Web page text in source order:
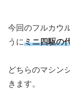
今回のフルカウ
うにミニ四駆の
どちらのマシン
きます。